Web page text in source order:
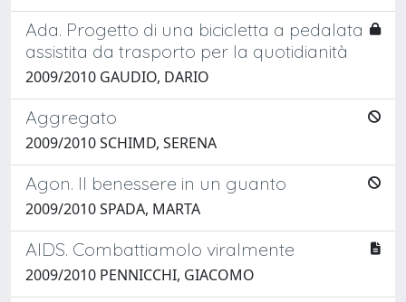
Ada. Progetto di una bicicletta a pedalata
assistita da trasporto per la quotidianità
2009/2010 GAUDIO, DARIO
Aggregato
2009/2010 SCHIMD, SERENA
Agon. Il benessere in un guanto
2009/2010 SPADA, MARTA
AIDS. Combattiamolo viralmente
2009/2010 PENNICCHI, GIACOMO